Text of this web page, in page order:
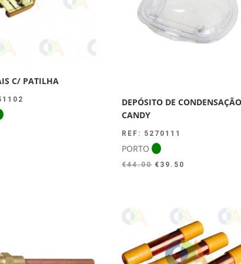
C/ PATILHA
DEPÓSITO DE
CANDY
REF: 5270111
PORTO
€44.00 O
€44.00.
€ 39.50
é:
€39.50.